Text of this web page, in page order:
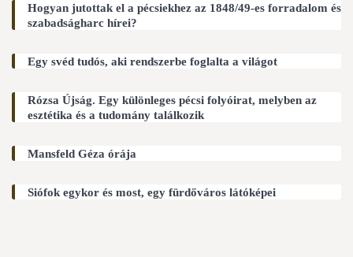
Hogyan jutottak el a pécsiekhez az 1848/49-es forradalom és
szabadságharc hírei?
Egy svéd tudós, aki rendszerbe foglalta a világot
Rózsa Újság. Egy különleges pécsi folyóirat, melyben az
esztétika és a tudomány találkozik
Mansfeld Géza órája
Siófok egykor és most, egy fürdőváros látóképei